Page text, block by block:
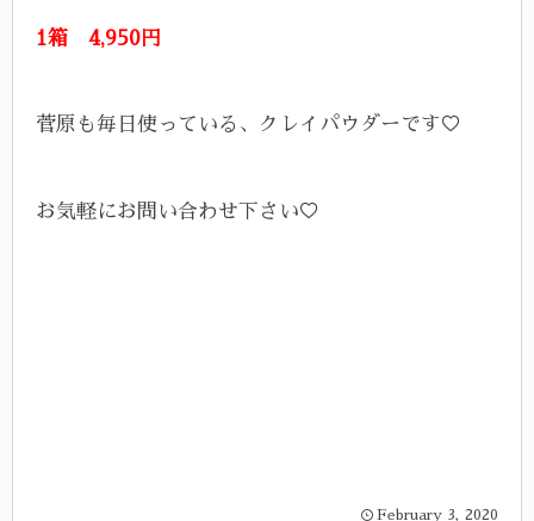
1箱 4,950円
菅原も毎日使っている、クレイパウダーです♡
お気軽にお問い合わせ下さい♡
February 3, 2020